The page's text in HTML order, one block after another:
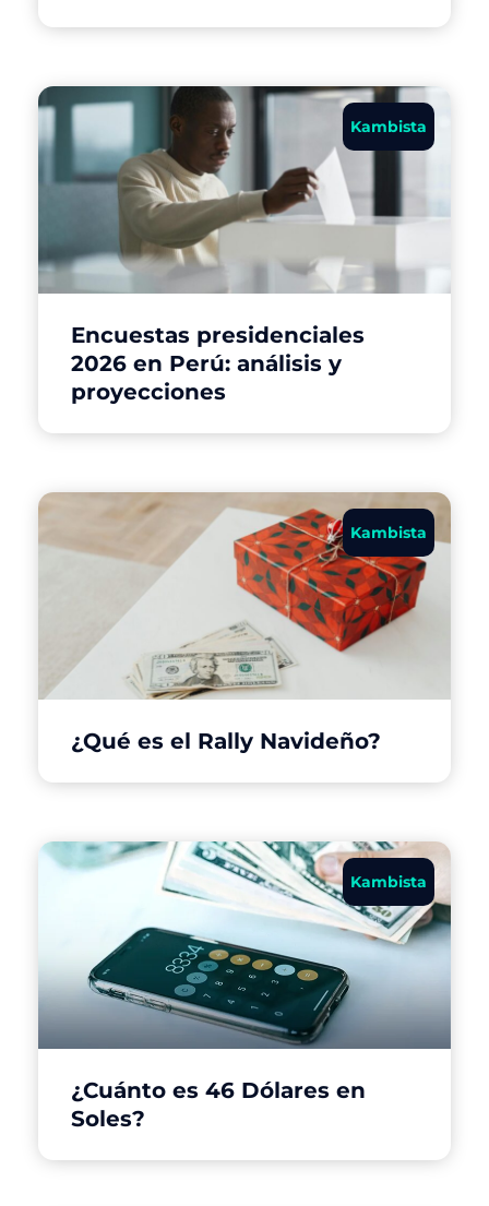
Kambista
Encuestas presidenciales
2026 en Perú: análisis y
proyecciones
Kambista
¿Qué es el Rally Navideño?
Kambista
¿Cuánto es 46 Dólares en
Soles?